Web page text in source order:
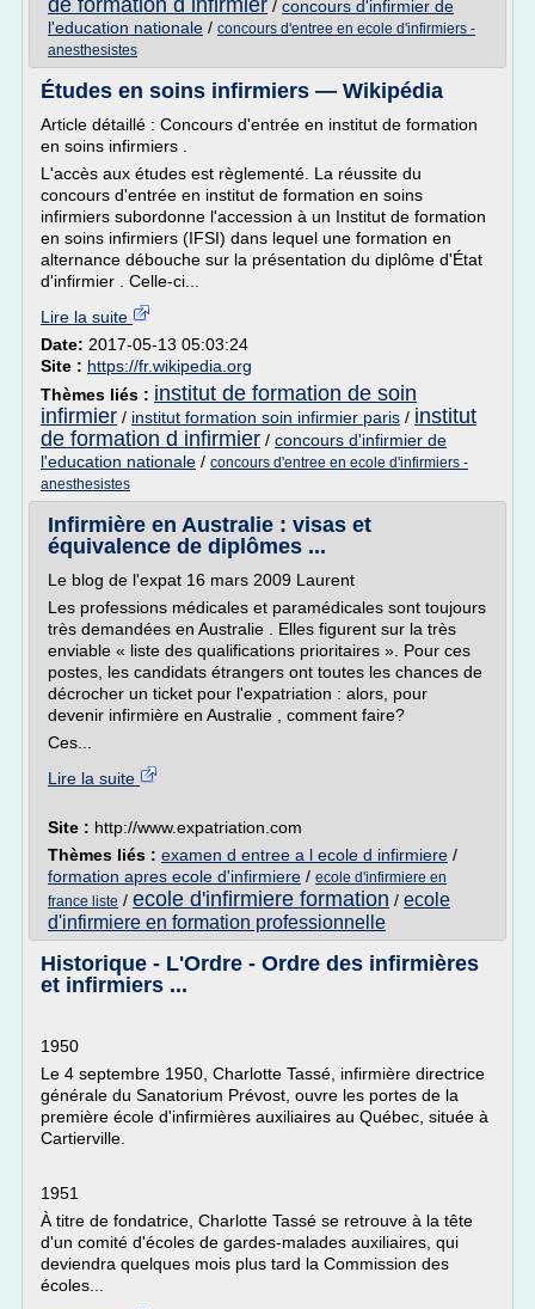
de formation d infirmier / concours d'infirmier de
l'education nationale / concours d'entree en ecole d'infirmiers -
anesthesistes
Études en soins infirmiers — Wikipédia
Article détaillé : Concours d'entrée en institut de formation
en soins infirmiers .
L'accès aux études est règlementé. La réussite du
concours d'entrée en institut de formation en soins
infirmiers subordonne l'accession à un Institut de formation
en soins infirmiers (IFSI) dans lequel une formation en
alternance débouche sur la présentation du diplôme d'État
d'infirmier . Celle-ci...
Lire la suite
Date: 2017-05-13 05:03:24
Site : https://fr.wikipedia.org
Thèmes liés : institut de formation de soin
infirmier / institut formation soin infirmier paris / institut
de formation d infirmier / concours d'infirmier de
l'education nationale / concours d'entree en ecole d'infirmiers -
anesthesistes
Infirmière en Australie : visas et
équivalence de diplômes ...
Le blog de l'expat 16 mars 2009 Laurent
Les professions médicales et paramédicales sont toujours
très demandées en Australie . Elles figurent sur la très
enviable « liste des qualifications prioritaires ». Pour ces
postes, les candidats étrangers ont toutes les chances de
décrocher un ticket pour l'expatriation : alors, pour
devenir infirmière en Australie , comment faire?
Ces...
Lire la suite
Site : http://www.expatriation.com
Thèmes liés : examen d entree a l ecole d infirmiere /
formation apres ecole d'infirmiere / ecole d'infirmiere en
france liste / ecole d'infirmiere formation / ecole
d'infirmiere en formation professionnelle
Historique - L'Ordre - Ordre des infirmières
et infirmiers ...
1950
Le 4 septembre 1950, Charlotte Tassé, infirmière directrice
générale du Sanatorium Prévost, ouvre les portes de la
première école d'infirmières auxiliaires au Québec, située à
Cartierville.
1951
À titre de fondatrice, Charlotte Tassé se retrouve à la tête
d'un comité d'écoles de gardes-malades auxiliaires, qui
deviendra quelques mois plus tard la Commission des
écoles...